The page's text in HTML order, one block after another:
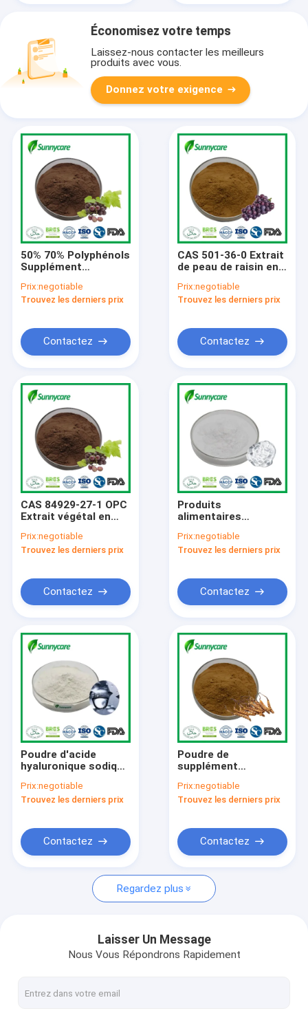
Produits
A propos de nous
Visite d'usine
Contrôle de la qualité
Demande de soumission
Poudre d'extrait de plante
Matières premières cosmétiques
Ingrédients dans les aliments pour animaux
Économisez votre temps
Laissez-nous contacter les meilleurs
produits avec vous.
Donnez votre exigence
50% 70% Polyphénols
Supplément
poudre Extrait de
graines de raisin
Prix:negotiable
Trouvez les derniers prix
Contactez
CAS 501-36-0 Extrait
de peau de raisin en
Resvératrol HPLC
Prix:negotiable
Trouvez les derniers prix
Contactez
CAS 84929-27-1 OPC
Extrait végétal en
Proanthocyanidines
Extrait de graines de
Prix:negotiable
Trouvez les derniers prix
Contactez
Produits
alimentaires
cosmétiques Acide
hyaluronique
Prix:negotiable
Trouvez les derniers prix
Contactez
Poudre d'acide
hyaluronique sodique
premières CAS 9067-
32-7 Pour la peau
Prix:negotiable
Trouvez les derniers prix
Contactez
Poudre de
supplément
Cordyceps Poudre
d'extrait de
Prix:negotiable
Trouvez les derniers prix
Contactez
Regardez plus
Laisser Un Message
Nous Vous Répondrons Rapidement